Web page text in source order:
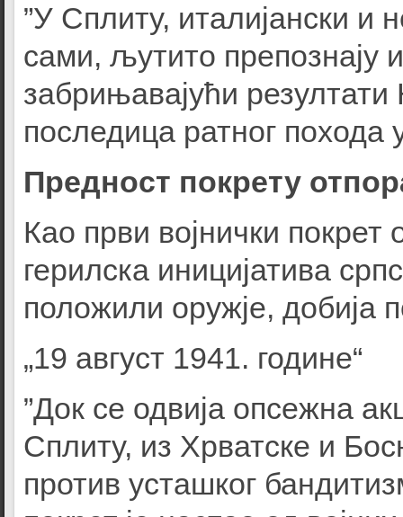
”У Сплиту, италијански и
сами, љутито препознају
забрињавајући
последица ратног похода
Предност покрету
Као први војнички покрет
герилска иницијатива
положили оружје, добија
„19 август 1941. године“
”Док се одвија опсежна
Сплиту, из Хрватске и
против усташког